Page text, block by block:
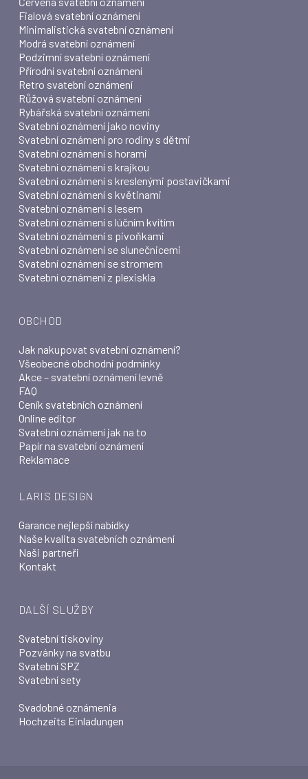
Fialová svatební oznámení
Minimalistická svatební oznámení
Modrá svatební oznámení
Podzimní svatební oznámení
Přírodní svatební oznámení
Retro svatební oznámení
Růžová svatební oznámení
Rybářská svatební oznámení
Svatební oznámení jako noviny
Svatební oznámení pro rodiny s dětmi
Svatební oznámení s horami
Svatební oznámení s krajkou
Svatební oznámení s kreslenými postavičkami
Svatební oznámení s květinami
Svatební oznámení s lesem
Svatební oznámení s lúčním kvítím
Svatební oznámení s pivoňkami
Svatební oznámení se slunečnicemi
Svatební oznámení se stromem
Svatební oznámení z plexiskla
OBCHOD
Jak nakupovat svatební oznámení?
Všeobecné obchodní podmínky
Akce – svatební oznámení levně
FAQ
Ceník svatebních oznámení
Online editor
Svatební oznámení jak na to
Papír na svatební oznámení
Reklamace
LARIS DESIGN
Garance nejlepší nabídky
Naše kvalita svatebních oznámení
Naši partneři
Kontakt
DALŠÍ SLUŽBY
Svatební tiskoviny
Pozvánky na svatbu
Svatební SPZ
Svatební sety
Svadobné oznámenia
Hochzeits Einladungen